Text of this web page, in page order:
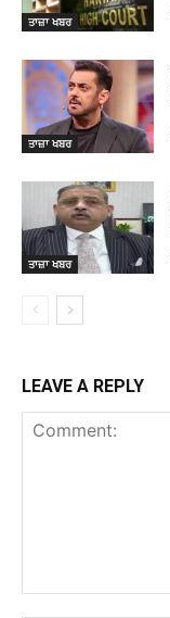
ਤਾਜ਼ਾ ਖਬਰ
ਤਾਜ਼ਾ ਖਬਰ
ਤਾਜ਼ਾ ਖਬਰ
LEAVE A REPLY